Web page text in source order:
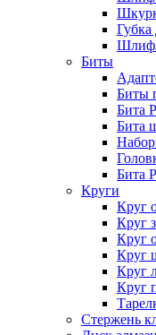
Биты
Биты
Бита
Бита
Бита
Круги
Круг
Круг
Круг
Круг
Круг
Круг
Стержень